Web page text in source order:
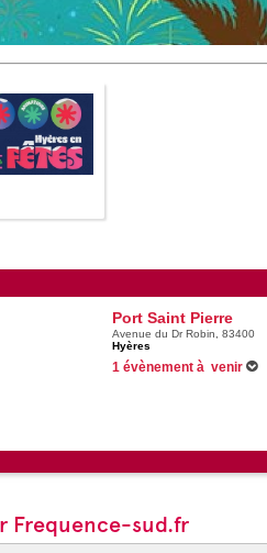
Port Saint Pierre
Avenue du Dr Robin, 83400
Hyères
1 évènement à venir
Frequence-sud.fr